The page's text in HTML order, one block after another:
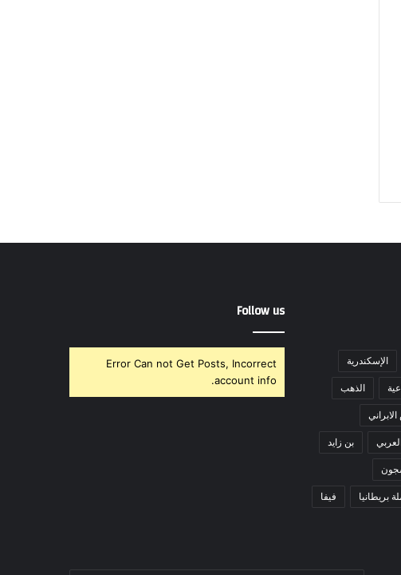
الإسكندرية
الذهب
بن زايد
بريطانيا فيفا
Follow us
Error Can not Get Posts, Incorrect
account info.